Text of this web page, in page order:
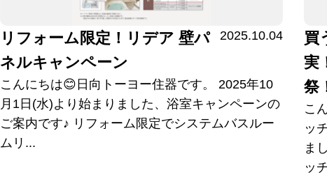
リフォーム限定！リデア 壁パ
ネルキャンペーン
2025.10.04
こんにちは😊日向トーヨー住器です。 2025年10
月1日(水)より始まりました、浴室キャンペーンの
ご案内です♪ リフォーム限定でシステムバスルー
ムリ...
買
実
祭
こ
ッ
ま
ッ